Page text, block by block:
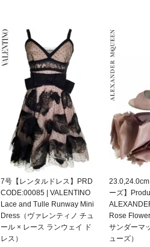
7号【レンタルドレス】PRD
CODE:00085 | VALENTINO
Lace and Tulle Runway Mini
Dress（ヴァレンティノ チュ
ール × レース ランウェイ ド
レス）
ーズ】
Rose
サンダーマ
ューズ）